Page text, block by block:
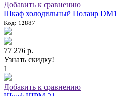
Добавить к сравнению
Шкаф холодильный Полаир
Код: 12887
77 276 р.
Узнать скидку!
1
Добавить к сравнению